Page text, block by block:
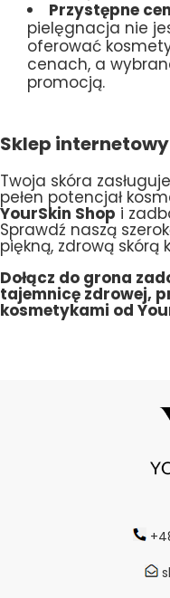
Przystępne
pielęgnacja nie
oferować
cenach, a
promocją.
Sklep
Twoja skóra
pełen potencjał
YourSkin Shop i
Sprawdź naszą
piękną, zdrową skórą
Dołącz do grona
tajemnicę zdrowej,
kosmetykami od